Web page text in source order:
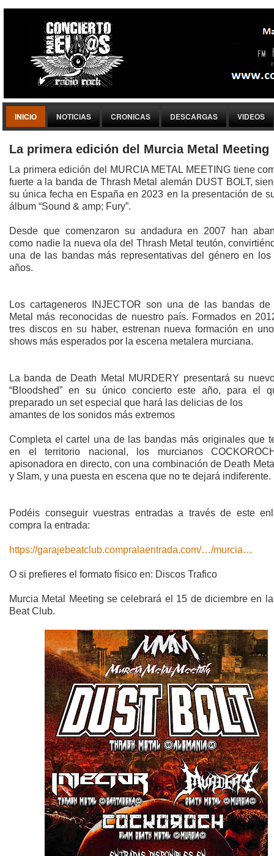
INICIO NOTICIAS CRONICAS DESCARGAS VIDEOS
La primera edición del Murcia Metal Meeting
La primera edición del MURCIA METAL MEETING tiene
fuerte a la banda de Thrash Metal alemán DUST BOLT,
su única fecha en España en 2023 en la presentación de
álbum “Sound & amp; Fury”.
Desde que comenzaron su andadura en 2007 han
como nadie la nueva ola del Thrash Metal teutón,
una de las bandas más representativas del género en los
años.
Los cartageneros INJECTOR son una de las bandas de
Metal más reconocidas de nuestro país. Formados en
tres discos en su haber, estrenan nueva formación en
shows más esperados por la escena metalera murciana.
La banda de Death Metal MURDERY presentará su
“Bloodshed” en su único concierto este año, para el
preparado un set especial que hará las delicias de los
amantes de los sonidos más extremos
Completa el cartel una de las bandas más originales que
en el territorio nacional, los murcianos
apisonadora en directo, con una combinación de Death
y Slam, y una puesta en escena que no te dejará indiferente.
Podéis conseguir vuestras entradas a través de este
compra la entrada:
https://garajebeatclub.compralaentrada.com/…/murcia…
O si prefieres el formato físico en: Discos Trafico
Murcia Metal Meeting se celebrará el 15 de diciembre en
Beat Club.